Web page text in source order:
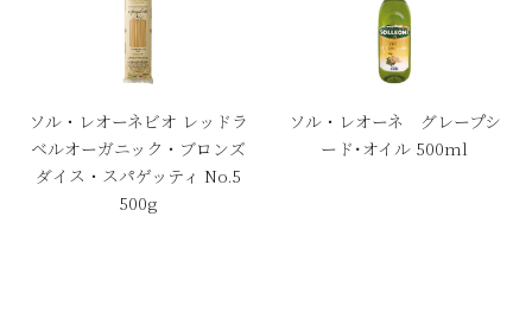
ソル・レオーネビオ レッドラ
ベルオーガニック・ブロンズ
ダイス・スパゲッティ No.5
500g
ソル・レオーネ グレープシ
ード･オイル 500ml